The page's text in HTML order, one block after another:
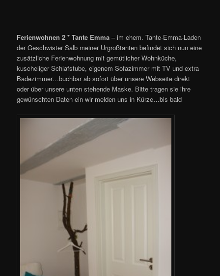
Ferienwohnen 2 * Tante Emma – im ehem. Tante-Emma-Laden
der Geschwister Salb meiner Urgroßtanten befindet sich nun eine
zusätzliche Ferienwohnung mit gemütlicher Wohnküche,
kuscheliger Schlafstube, eigenem Sofazimmer mit TV und extra
Badezimmer…buchbar ab sofort über unsere Webseite direkt
oder über unsere unten stehende Maske. Bitte tragen sie ihre
gewünschten Daten ein wir melden uns in Kürze…bis bald